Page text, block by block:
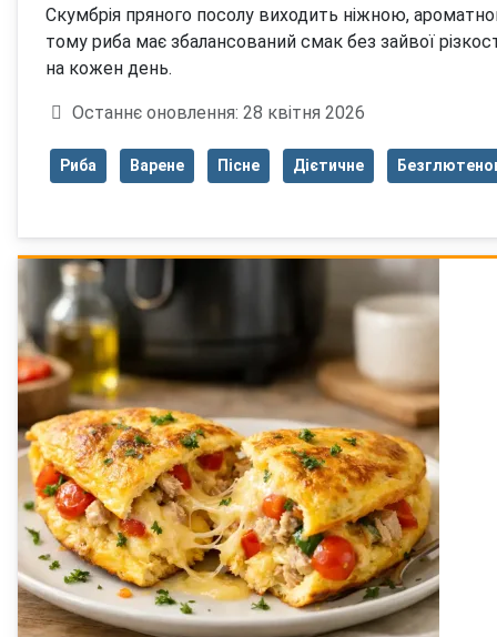
Скумбрія пряного посолу виходить ніжною,
тому риба має збалансований смак без зайвої
на кожен день.
Деталі
Останнє оновлення: 28 квітня 2026
Риба Варене Пісне Дієтичне